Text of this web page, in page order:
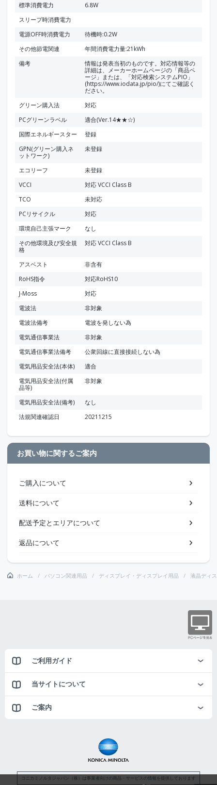
標準消費電力
6.8W
スリープ時消費電力
電源OFF時消費電力
待機時:0.2W
その他節電関連
年間消費電力量:21kWh
備考
情報は発表当初のものです。対応情報等の
詳細は、メーカーホームページの「商品ペ
ージ」または、「対応検索システムPIO」
(https://www.iodata.jp/pio/)にてご確認く
ださい。
グリーン購入法
対応
PCグリーンラベル
適合(Ver.14★★☆)
国際エネルギースター
登録
GPN(グリーン購入ネ
ットワーク)
未登録
エコリーフ
未登録
VCCI
対応 VCCI Class B
TCO
未対応
PCリサイクル
対応
環境自己主張マーク
なし
その他環境及び安全規
格
対応 VCCI Class B
アスベスト
非含有
RoHS指令
対応RoHS10
J-Moss
対応
電波法
非対象
電波法備考
電波を発しない為
電気通信事業法
非対象
電気通信事業法備考
公衆回線に直接接続しない為
電気用品安全法(本体)
適合
電気用品安全法(付属
品等)
非対象
電気用品安全法(備考)
なし
法規関連確認日
20211215
お買い物に関するご案内
ご購入について
送料について
配送予定とエリアについて
返品について
ホーム パソコン関連用品 ディスプレイ・ディスプレイ用品 液晶ディ
ご利用ガイド
当サイトについて
ご案内
コニカミノルタジャパン（株）は事業者向けの商品・サービスの情報を提供しております